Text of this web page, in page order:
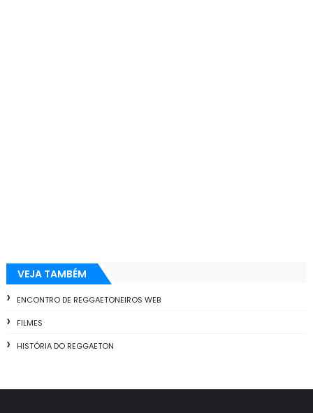
VEJA TAMBÉM
ENCONTRO DE REGGAETONEIROS WEB
FILMES
HISTÓRIA DO REGGAETON